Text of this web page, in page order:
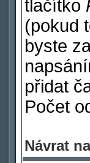
tlačítko
(pokud
byste
přidat
Počet
Návrat